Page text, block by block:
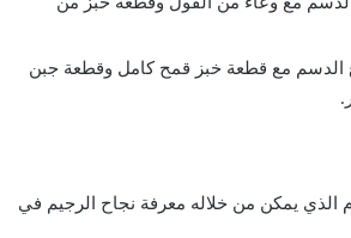
الدسم مع قطعة خبز قمح كامل وقطعة جبن
الذي يمكن من خلاله معرفة نجاح الرجيم في